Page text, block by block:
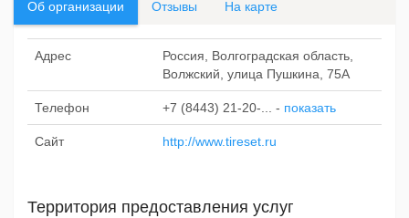
Об организации Отзывы На карте
Адрес
Россия, Волгоградская область,
Волжский, улица Пушкина, 75А
Телефон +7 (8443) 21-20-... - показать
Сайт http://www.tireset.ru
Территория предоставления услуг